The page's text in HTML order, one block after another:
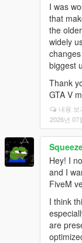
I was
that
the
widely
biggest
Thank
GTA V
내용 보
2026년 07
Hey! I
and I
FiveM
I think
are